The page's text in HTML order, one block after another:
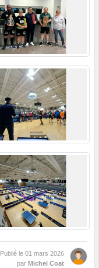
Publié le 01 mars 2026
par Michel Coat